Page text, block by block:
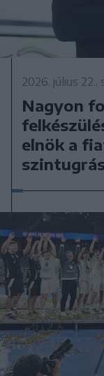
2026. július 22.,
Nagyon
elnök a